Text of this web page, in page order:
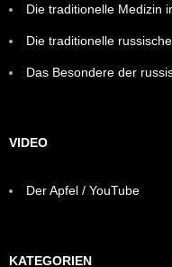
Die traditionelle Medizin
Die traditionelle
Das Besondere der
VIDEO
Der Apfel / YouTube
KATEGORIEN